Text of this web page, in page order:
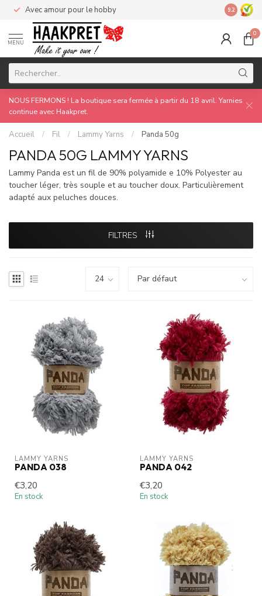
Avec amour pour le hobby Made by
9.2
MENU
0
NOUS FERMONS ! La boutique sera fermée à partir du 18 avril. Yarnies
continue avec Haakpret.
Accueil / Fil / Lammy Yarns / Panda 50g
PANDA 50G LAMMY YARNS
Lammy Panda est un fil de 90% polyamide e 10% Polyester au
toucher léger, très souple et au toucher doux. Particulièrement
adapté aux peluches douces.
FILTRES
LAMMY YARNS
PANDA 038
€3,20
En stock
LAMMY YARNS
PANDA 042
€3,20
En stock